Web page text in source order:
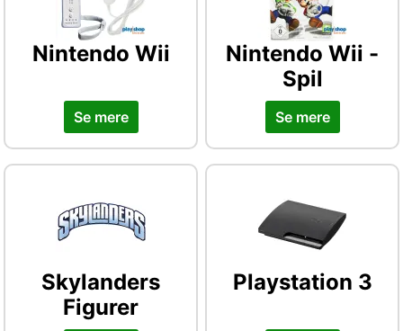
Nintendo Wii
Se mere
Nintendo Wii -
Spil
Se mere
Skylanders
Figurer
Playstation 3